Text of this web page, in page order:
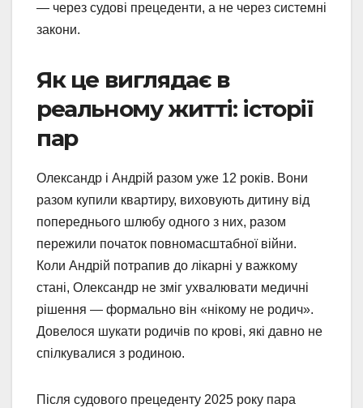
— через судові прецеденти, а не через системні
закони.
Як це виглядає в
реальному житті: історії
пар
Олександр і Андрій разом уже 12 років. Вони
разом купили квартиру, виховують дитину від
попереднього шлюбу одного з них, разом
пережили початок повномасштабної війни.
Коли Андрій потрапив до лікарні у важкому
стані, Олександр не зміг ухвалювати медичні
рішення — формально він «нікому не родич».
Довелося шукати родичів по крові, які давно не
спілкувалися з родиною.
Після судового прецеденту 2025 року пара